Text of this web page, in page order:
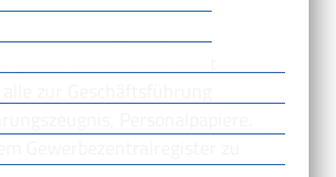
AG, eingetragene
juristische Person selbst
zur Geschäftsführung
Personalpapiere.
Gewerbezentralregister zu